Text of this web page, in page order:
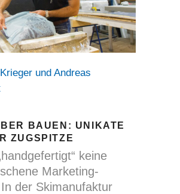
und Andreas
BAUEN: UNIKATE
ZUGSPITZE
keine
Marketing-
der Skimanufaktur